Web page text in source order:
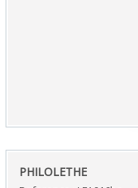
‎PHILOLETHE‎